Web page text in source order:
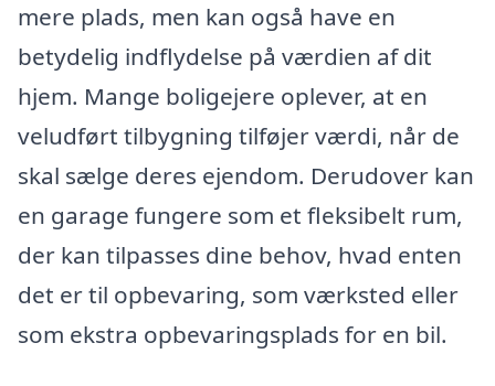
mere plads, men kan også have en
betydelig indflydelse på værdien af dit
hjem. Mange boligejere oplever, at en
veludført tilbygning tilføjer værdi, når de
skal sælge deres ejendom. Derudover kan
en garage fungere som et fleksibelt rum,
der kan tilpasses dine behov, hvad enten
det er til opbevaring, som værksted eller
som ekstra opbevaringsplads for en bil.